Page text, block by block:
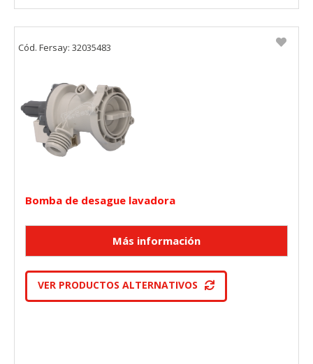
Bomba de desague lavadora
VER PRODUCTOS ALTERNATIVOS
Cód. Fersay: 32035483